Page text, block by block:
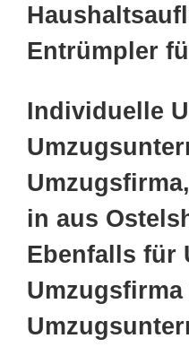
Entrümpler
Individuelle
in aus
Ebenfalls für
Umzugsfirma